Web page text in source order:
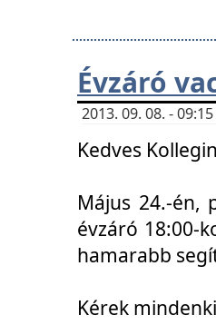
Évzáró
2013. 09. 08. -
Kedves
Május 24.-én,
évzáró 18:00-
hamarabb
Kérek